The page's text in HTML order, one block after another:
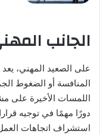
الجانب
على الصعيد المهني، يعد
المنافسة أو الضغوط
اللمسات الأخيرة على
دورًا مهمًا في توجيه
استشراف اتجاهات